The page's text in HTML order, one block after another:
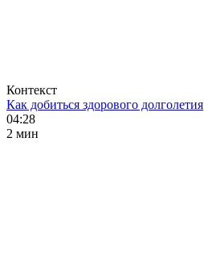
Контекст
Как добиться здорового долголетия
04:28
2 мин